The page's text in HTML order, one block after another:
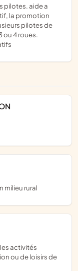
la promotion
pilotes de
ou 4 roues.
milieu rural
ou de loisirs de